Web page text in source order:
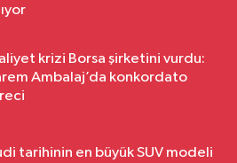
krizi Borsa şirketini vurdu:
Ambalaj’da konkordato
tarihinin en büyük SUV modeli